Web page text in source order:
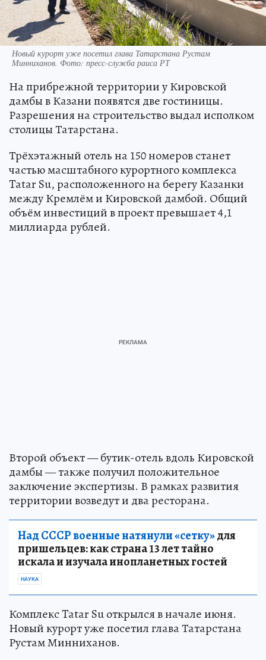
Новый курорт уже посетил глава Татарстана Рустам
Минниханов. Фото: пресс-служба раиса РТ
На прибрежной территории у Кировской
дамбы в Казани появятся две гостиницы.
Разрешения на строительство выдал исполком
столицы Татарстана.
Трёхэтажный отель на 150 номеров станет
частью масштабного курортного комплекса
Tatar Su, расположенного на берегу Казанки
между Кремлём и Кировской дамбой. Общий
объём инвестиций в проект превышает 4,1
миллиарда рублей.
Второй объект — бутик-отель вдоль Кировской
дамбы — также получил положительное
заключение экспертизы. В рамках развития
территории возведут и два ресторана.
Над СССР военные натянули «сетку»для
пришельцев: как страна 13 лет тайно
искала и изучала инопланетных гостей
НАУКА
Комплекс Tatar Su открылся в начале июня.
Новый курорт уже посетил глава Татарстана
Рустам Минниханов.